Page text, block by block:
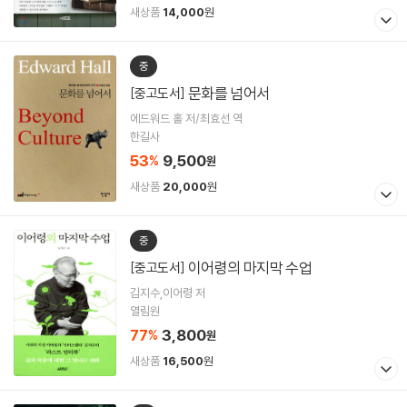
새상품 14,000원
중
[중고도서] 문화를 넘어서
에드워드 홀 저/최효선 역
한길사
53% 9,500원
새상품 20,000원
중
[중고도서] 이어령의 마지막 수업
김지수,이어령 저
열림원
77% 3,800원
새상품 16,500원